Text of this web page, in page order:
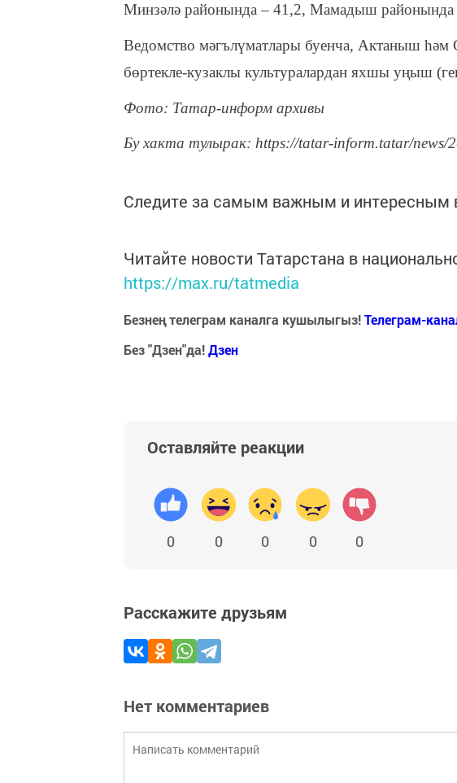
Минзәлә районында – 41,2, Мамадыш районында
Ведомство мәгълүматлары буенча, Актаныш һәм
бөртекле-кузаклы культуралардан яхшы уңыш
Фото: Татар-информ архивы
Бу хакта тулырак: https://tatar-inform.tatar/news/
Следите за самым важным и интересным
Читайте новости Татарстана в
https://max.ru/tatmedia
Безнең телеграм каналга кушылыгыз!Телеграм-
Без "Дзен"да!Дзен
Оставляйте реакции
0 0 0 0 0
Расскажите друзьям
Нет комментариев